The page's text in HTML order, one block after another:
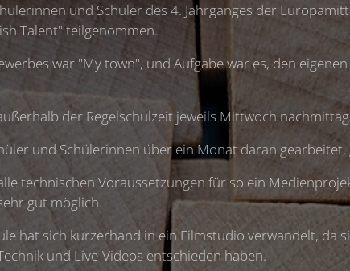
und Schüler des 4. Jahrganges der
Talent" teilgenommen.
war "My town", und Aufgabe war es, den
der Regelschulzeit jeweils Mittwoch
und Schülerinnen über ein Monat daran
technischen Voraussetzungen für so ein
gut möglich.
hat sich kurzerhand in ein Filmstudio verwandelt, da
und Live-Videos entschieden haben.